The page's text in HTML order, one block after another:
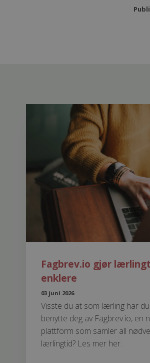
Fagbrev.io gjør
enklere
03 juni 2026
Visste du at som lærling har
benytte deg av Fagbrev.io, en
plattform som samler all
lærlingtid? Les mer her.